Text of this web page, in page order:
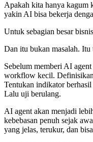
Apakah kita hanya kagum
yakin AI bisa bekerja
Untuk sebagian besar
Dan itu bukan masalah.
Sebelum memberi AI
workflow kecil.
Tentukan indikator
Lalu uji berulang.
AI agent akan menjadi
kebebasan penuh sejak
yang jelas, terukur, dan